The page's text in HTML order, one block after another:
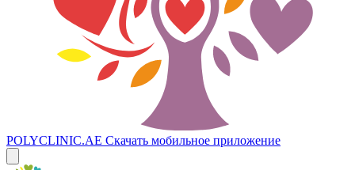
POLYCLINIC.AE Скачать мобильное приложение